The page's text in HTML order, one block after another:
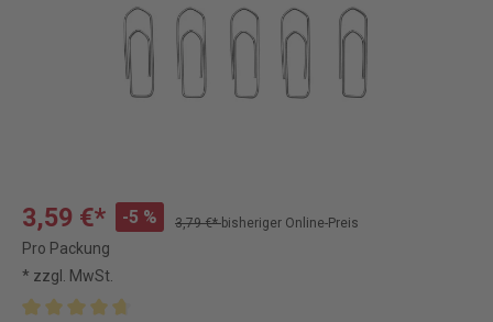
3,59 €* -5 % 3,79 €*bisheriger Online-Preis
Pro Packung
* zzgl. MwSt.